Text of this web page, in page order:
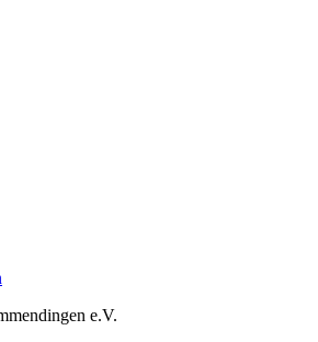
e.V.